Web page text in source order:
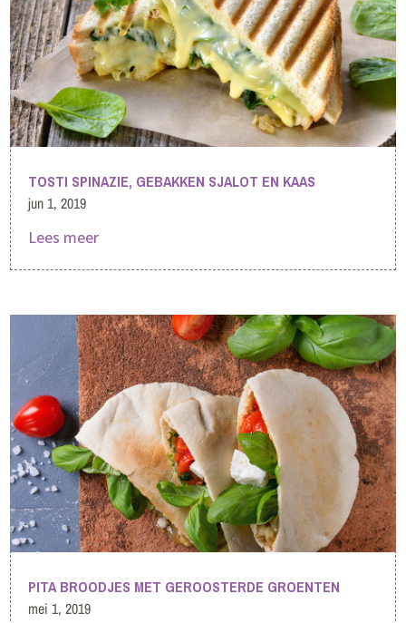
TOSTI SPINAZIE, GEBAKKEN SJALOT EN KAAS
jun 1, 2019
Lees meer
PITA BROODJES MET GEROOSTERDE GROENTEN
mei 1, 2019